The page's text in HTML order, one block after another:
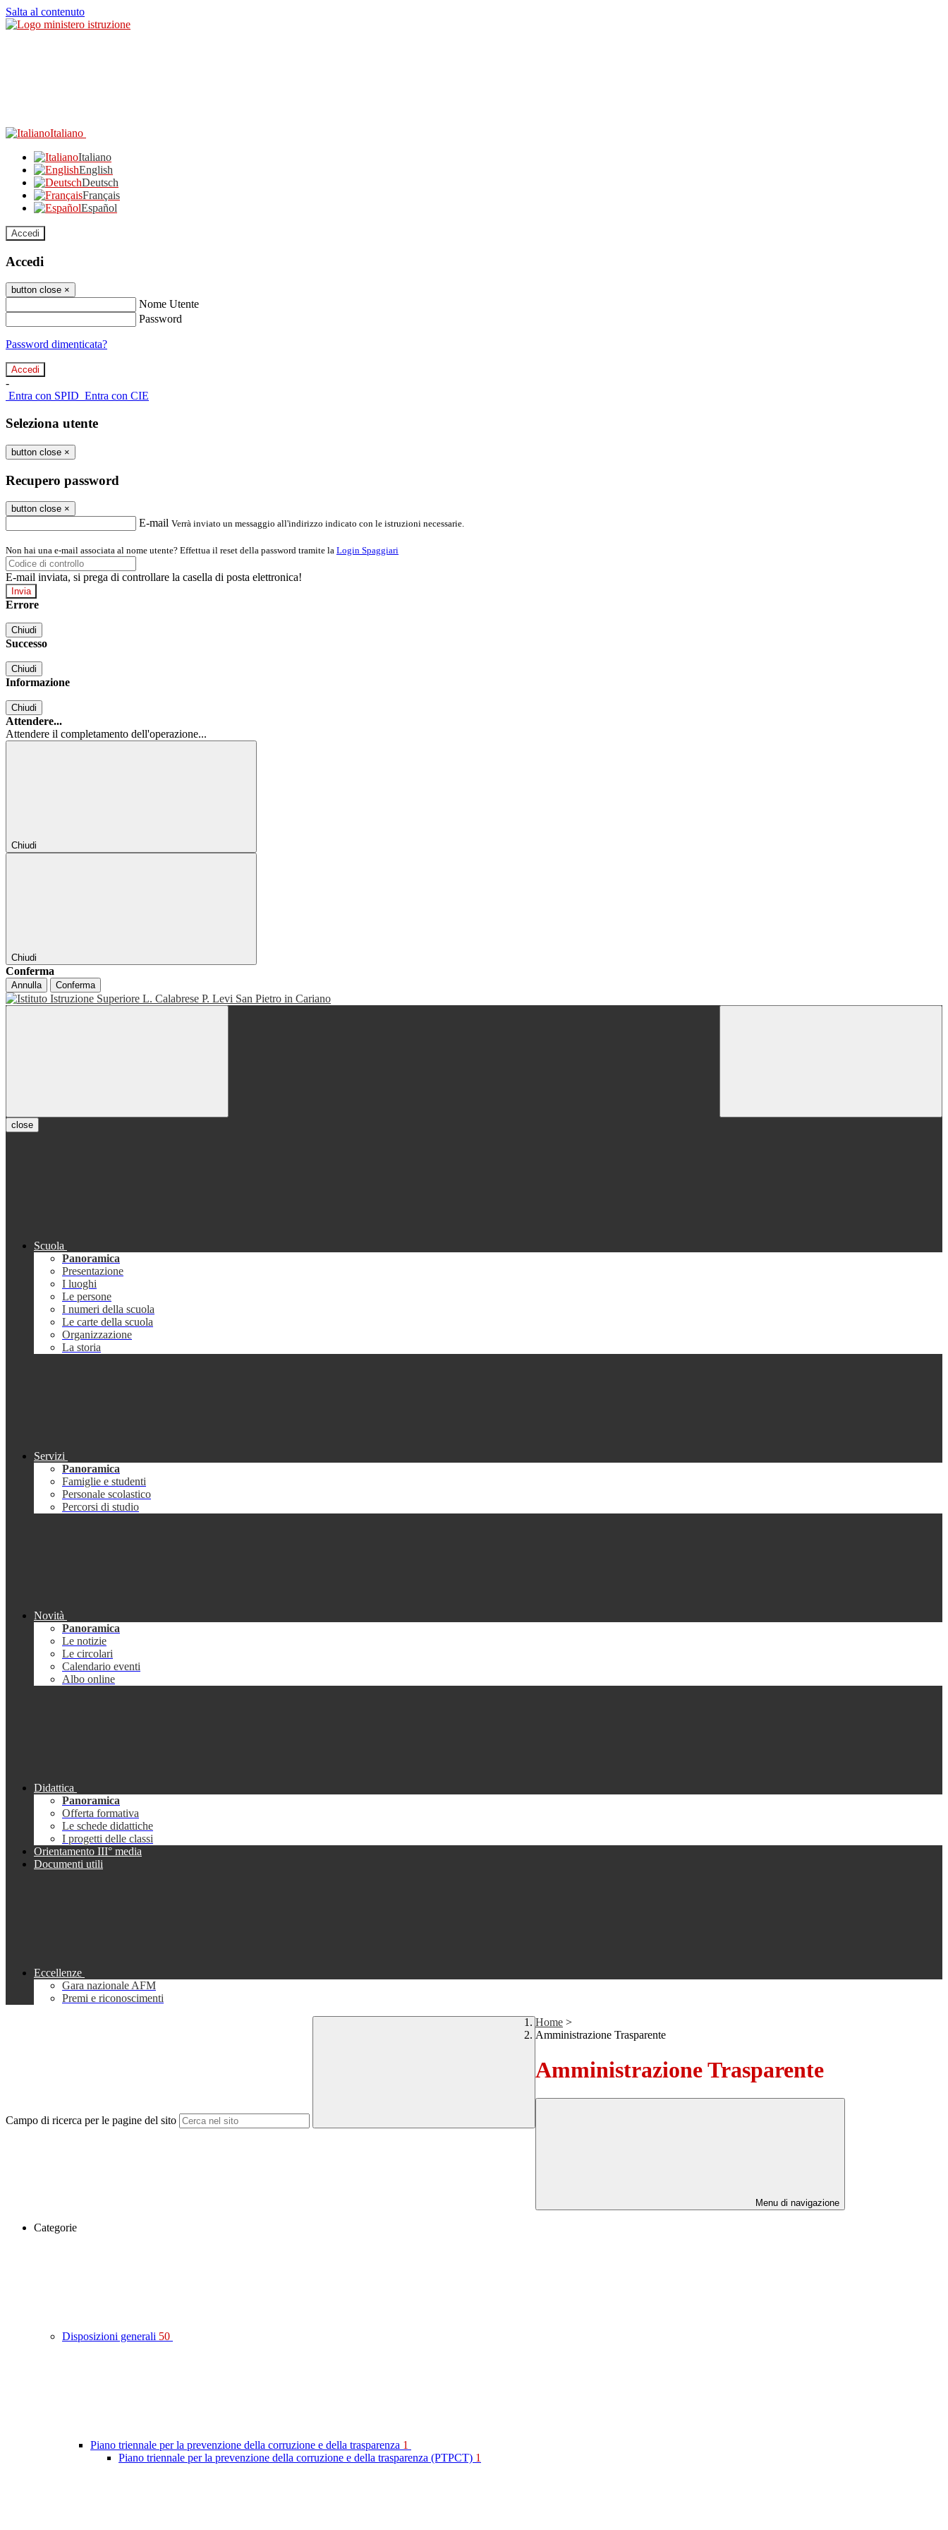
Salta al contenuto
Italiano
Italiano
English
Deutsch
Français
Español
Accedi
Accedi
button close ×
Nome Utente
Password
Password dimenticata?
-
Entra con SPID Entra con CIE
Seleziona utente
button close ×
Recupero password
button close ×
E-mail Verrà inviato un messaggio all'indirizzo indicato con le istruzioni necessarie.
Non hai una e-mail associata al nome utente? Effettua il reset della password tramite la Login Spaggiari
E-mail inviata, si prega di controllare la casella di posta elettronica!
Errore
Chiudi
Successo
Chiudi
Informazione
Chiudi
Attendere...
Attendere il completamento dell'operazione...
Chiudi
Chiudi
Conferma
Annulla Conferma
close
Scuola
Panoramica
Presentazione
I luoghi
Le persone
I numeri della scuola
Le carte della scuola
Organizzazione
La storia
Servizi
Panoramica
Famiglie e studenti
Personale scolastico
Percorsi di studio
Novità
Panoramica
Le notizie
Le circolari
Calendario eventi
Albo online
Didattica
Panoramica
Offerta formativa
Le schede didattiche
I progetti delle classi
Orientamento III° media
Documenti utili
Eccellenze
Gara nazionale AFM
Premi e riconoscimenti
Campo di ricerca per le pagine del sito
Home >
Amministrazione Trasparente
Amministrazione Trasparente
Menu di navigazione
Categorie
Disposizioni generali 50
Piano triennale per la prevenzione della corruzione e della trasparenza 1
Piano triennale per la prevenzione della corruzione e della trasparenza (PTPCT) 1